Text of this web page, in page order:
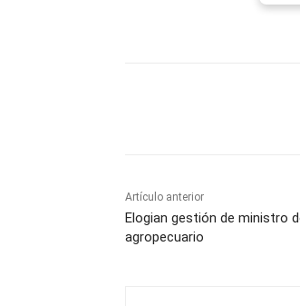
Artículo anterior
Elogian gestión de ministro
agropecuario